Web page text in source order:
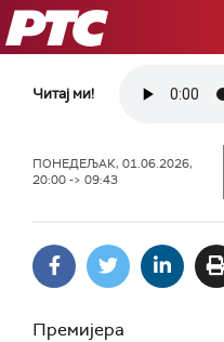
РТС
Читај ми!
ПОНЕДЕЉАК, 01.06.2026,
20:00 -> 09:43
Премијера